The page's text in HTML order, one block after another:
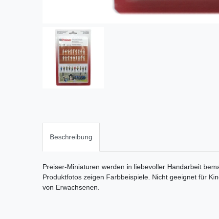
Beschreibung
Preiser-Miniaturen werden in liebevoller Handarbeit
Produktfotos zeigen Farbbeispiele. Nicht geeignet für
von Erwachsenen.